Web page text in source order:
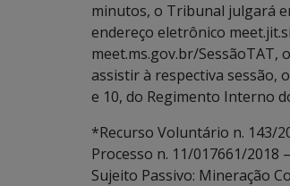
minutos, o Tribunal julgará
endereço eletrônico
meet.ms.gov.br/SessãoTAT,
assistir à respectiva sessão,
e 10, do Regimento Interno
*Recurso Voluntário n. 143/
Processo n. 11/017661/2018
Sujeito Passivo: Mineração